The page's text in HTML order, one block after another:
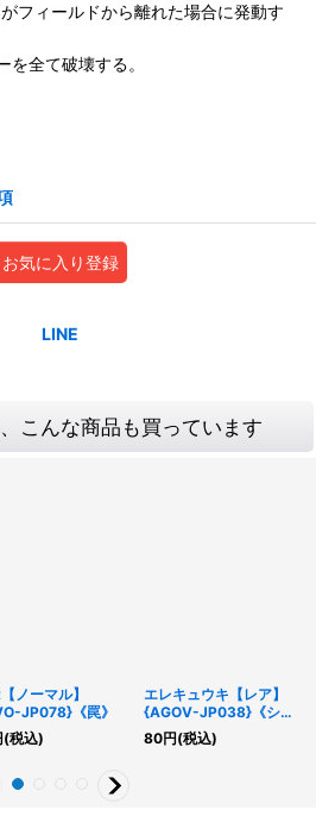
フィールドから離れた場合に発動す
を全て破壊する。
お気に入り登録
こんな商品も買っています
ノーマル】
JP078}《罠》
(税込)
エレキュウキ【レア】
{AGOV-JP038}《シン
クロ》
80円(税込)